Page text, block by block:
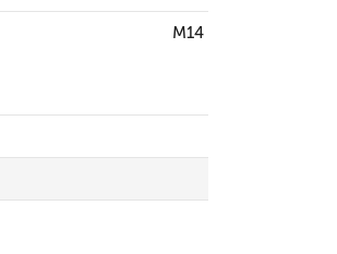
M14